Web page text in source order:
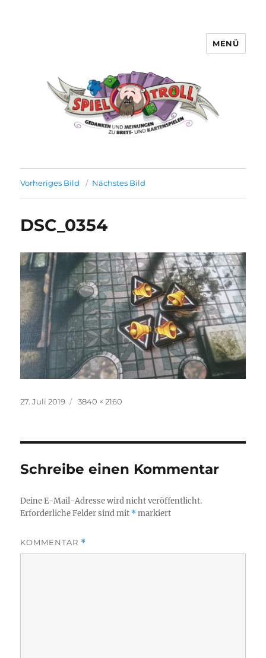
MENÜ
Vorheriges Bild Nächstes Bild
DSC_0354
Veröffentlicht
27. Juli 2019 Originalgröße
3840 × 2160
Schreibe einen Kommentar
Deine E-Mail-Adresse wird nicht veröffentlicht.
Erforderliche Felder sind mit *markiert
KOMMENTAR *